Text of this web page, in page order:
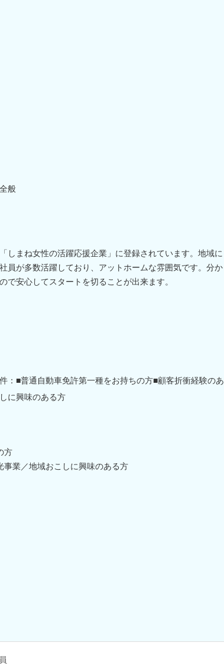
般
しまね女性の活躍応援企業」に登録されています。地域に
員が多数活躍しており、アットホームな雰囲気です。分か
で安心してスタートを切ることが出来ます。
：■普通自動車免許第一種をお持ちの方■顧客折衝経験のあ
に興味のある方
方
業／地域おこしに興味のある方